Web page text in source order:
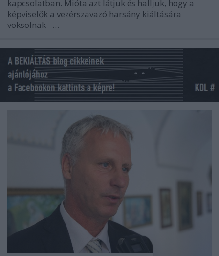
kapcsolatban. Mióta azt látjuk és halljuk, hogy a
képviselők a vezérszavazó harsány kiáltására
voksolnak –…